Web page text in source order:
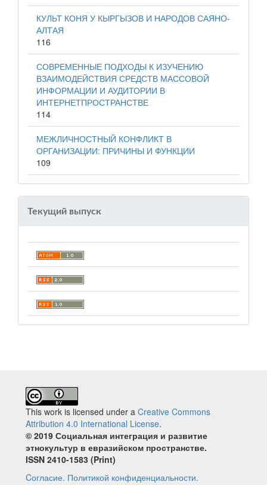
КУЛЬТ КОНЯ У КЫРГЫЗОВ И НАРОДОВ САЯНО-
АЛТАЯ
116
СОВРЕМЕННЫЕ ПОДХОДЫ К ИЗУЧЕНИЮ
ВЗАИМОДЕЙСТВИЯ СРЕДСТВ МАССОВОЙ
ИНФОРМАЦИИ И АУДИТОРИИ В
ИНТЕРНЕТПРОСТРАНСТВЕ
114
МЕЖЛИЧНОСТНЫЙ КОНФЛИКТ В
ОРГАНИЗАЦИИ: ПРИЧИНЫ И ФУНКЦИИ
109
Текущий выпуск
This work is licensed under a Creative Commons
Attribution 4.0 International License.
© 2019 Социальная интеграция и развитие
этнокультур в евразийском пространстве.
ISSN 2410‐1583 (Print)
Cогласие. Политикой конфиденциальности.